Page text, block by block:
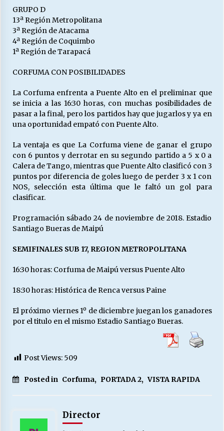
Chile y sus segmentos de la riqueza
06/04/2026
GRUPO D
13ª Región Metropolitana
3ª Región de Atacama
4ª Región de Coquimbo
1ª Región de Tarapacá
CORFUMA CON POSIBILIDADES
La Corfuma enfrenta a Puente Alto en el preliminar que
se inicia a las 16:30 horas, con muchas posibilidades de
pasar a la final, pero los partidos hay que jugarlos y ya en
una oportunidad empató con Puente Alto.
La ventaja es que La Corfuma viene de ganar el grupo
con 6 puntos y derrotar en su segundo partido a 5 x 0 a
Calera de Tango, mientras que Puente Alto clasificó con 3
puntos por diferencia de goles luego de perder 3 x 1 con
NOS, selección esta última que le faltó un gol para
clasificar.
Programación sábado 24 de noviembre de 2018. Estadio
Santiago Bueras de Maipú
SEMIFINALES SUB 17, REGION METROPOLITANA
16:30 horas: Corfuma de Maipú versus Puente Alto
18:30 horas: Histórica de Renca versus Paine
El próximo viernes 1º de diciembre juegan los ganadores
por el titulo en el mismo Estadio Santiago Bueras.
Post Views: 509
Posted in Corfuma, PORTADA 2, VISTA RAPIDA
Director